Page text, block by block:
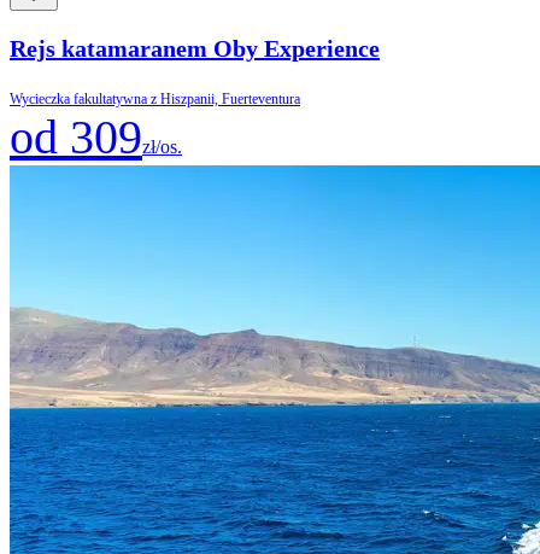
Rejs katamaranem Oby Experience
Wycieczka fakultatywna z Hiszpanii, Fuerteventura
od 309zł/os.